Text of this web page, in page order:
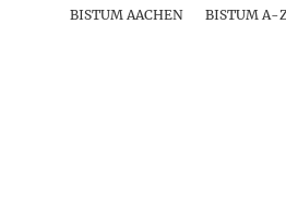
BISTUM AACHEN BISTUM A-